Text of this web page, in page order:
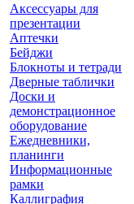
Аксессуары для
презентации
Аптечки
Бейджи
Блокноты и тетради
Дверные таблички
Доски и
демонстрационное
оборудование
Ежедневники,
планинги
Информационные
рамки
Каллиграфия